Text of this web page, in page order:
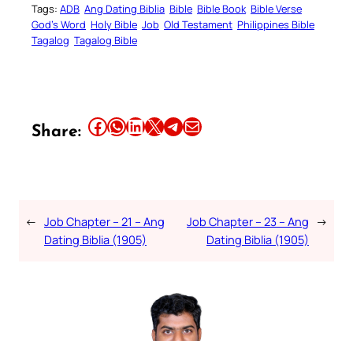
Tags: ADB Ang Dating Biblia Bible Bible Book Bible Verse
God’s Word Holy Bible Job Old Testament Philippines Bible
Tagalog Tagalog Bible
Share: Share this article on Facebook Share this article on WhatsApp Share this article on LinkedIn Share this article on X Share this article on TelegramEmail this Article
← Job Chapter – 21 – Ang
Dating Biblia (1905)
Job Chapter – 23 – Ang
Dating Biblia (1905)
→